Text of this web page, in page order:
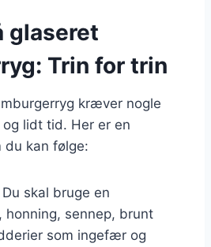
glaseret
Trin for trin
kræver nogle
lidt tid. Her er en
du kan følge:
Du skal bruge en
honning, sennep, brunt
som ingefær og